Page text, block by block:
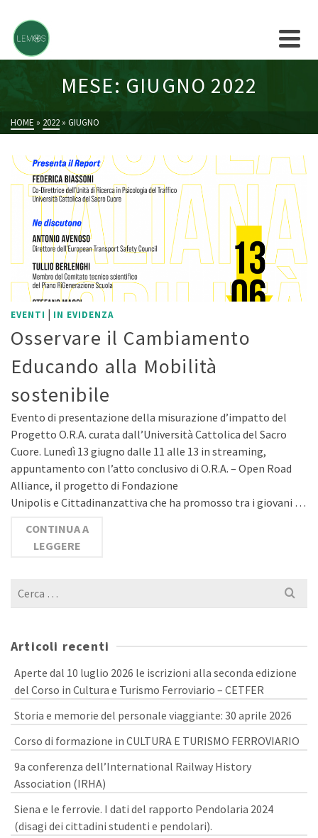
MESE: GIUGNO 2022
HOME » 2022 » GIUGNO
EVENTI | IN EVIDENZA
Osservare il Cambiamento
Educando alla Mobilità
sostenibile
Evento di presentazione della misurazione d’impatto del
Progetto O.R.A. curata dall’Università Cattolica del Sacro
Cuore. Lunedì 13 giugno dalle 11 alle 13 in streaming,
appuntamento con l’atto conclusivo di O.R.A. – Open Road
Alliance, il progetto di Fondazione
Unipolis e Cittadinanzattiva che ha promosso tra i giovani …
CONTINUA A
LEGGERE
Cerca
Articoli recenti
Aperte dal 10 luglio 2026 le iscrizioni alla seconda edizione
del Corso in Cultura e Turismo Ferroviario – CETFER
Storia e memorie del personale viaggiante: 30 aprile 2026
Corso di formazione in CULTURA E TURISMO FERROVIARIO
9a conferenza dell’International Railway History
Association (IRHA)
Siena e le ferrovie. I dati del rapporto Pendolaria 2024
(disagi dei cittadini studenti e pendolari).